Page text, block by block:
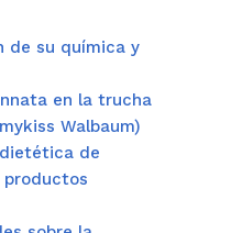
de su química y
en la trucha
Walbaum)
de